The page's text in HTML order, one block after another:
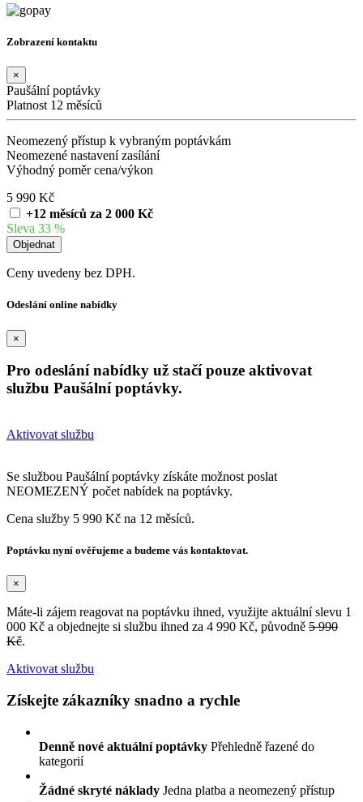
Zobrazení kontaktu
×
Paušální poptávky
Platnost 12 měsíců
Neomezený přístup k vybraným poptávkám
Neomezené nastavení zasílání
Výhodný poměr cena/výkon
5 990 Kč
+12 měsíců za 2 000 Kč
Sleva 33 %
Ceny uvedeny bez DPH.
Odeslání online nabídky
×
Pro odeslání nabídky už stačí pouze aktivovat
službu Paušální poptávky.
Aktivovat službu
Se službou Paušální poptávky získáte možnost poslat
NEOMEZENÝ počet nabídek na poptávky.
Cena služby 5 990 Kč na 12 měsíců.
Poptávku nyní ověřujeme a budeme vás kontaktovat.
×
Máte-li zájem reagovat na poptávku ihned, využijte aktuální slevu 1
000 Kč a objednejte si službu ihned za 4 990 Kč, původně 5 990
Kč.
Aktivovat službu
Získejte zákazníky snadno a rychle
Denně nové aktuální poptávky Přehledně řazené do
kategorií
Žádné skryté náklady Jedna platba a neomezený přístup